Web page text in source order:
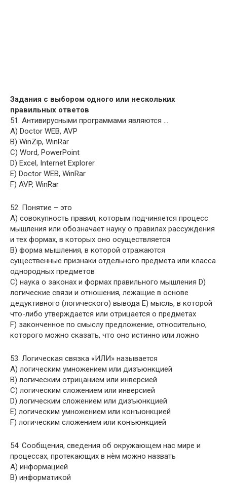
Задания с выбором одного или нескольких
правильных ответов
51. Антивирусными программами являются …
A) Doctor WEB, AVP
B) WinZip, WinRar
C) Word, PowerPoint
D) Excel, Internet Explorer
E) Doctor WEB, WinRar
F) AVP, WinRar
52. Понятие – это
A) совокупность правил, которым подчиняется процесс
мышления или обозначает науку о правилах рассуждения
и тех формах, в которых оно осуществляется
B) форма мышления, в которой отражаются
существенные признаки отдельного предмета или класса
однородных предметов
C) наука о законах и формах правильного мышления D)
логические связи и отношения, лежащие в основе
дедуктивного (логического) вывода E) мысль, в которой
что-либо утверждается или отрицается о предметах
F) законченное по смыслу предложение, относительно,
которого можно сказать, что оно истинно или ложно
53. Логическая связка «ИЛИ» называется
A) логическим умножением или дизъюнкцией
B) логическим отрицанием или инверсией
C) логическим сложением или инверсией
D) логическим сложением или дизъюнкцией
E) логическим умножением или конъюнкцией
F) логическим сложением или конъюнкцией
54. Сообщения, сведения об окружающем нас мире и
процессах, протекающих в нѐм можно назвать
A) информацией
B) информатикой